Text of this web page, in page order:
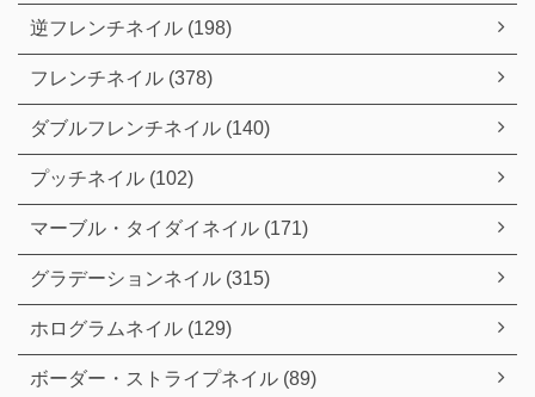
逆フレンチネイル (198)
フレンチネイル (378)
ダブルフレンチネイル (140)
プッチネイル (102)
マーブル・タイダイネイル (171)
グラデーションネイル (315)
ホログラムネイル (129)
ボーダー・ストライプネイル (89)